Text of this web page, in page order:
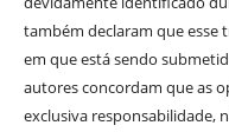
também declaram que esse
em que está sendo
autores concordam que as
exclusiva responsabilidade,